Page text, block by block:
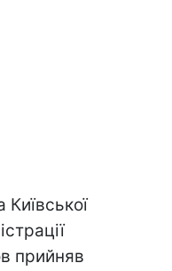
прийняв